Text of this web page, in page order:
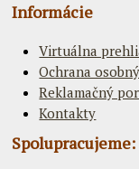
Informácie
Virtuálna
Ochrana
Reklamačný
Kontakty
Spolupracujeme: